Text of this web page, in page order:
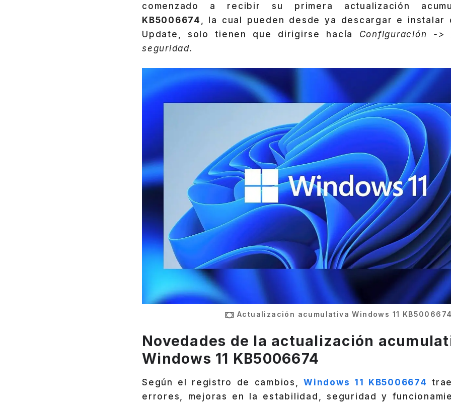
comenzado a recibir su primera actualización
KB5006674
, la cual pueden desde ya descargar e instalar
Update, solo tienen que dirigirse hacía Configuración ->
seguridad.
Actualización acumulativa Windows 11
Novedades de la actualización
Windows 11 KB5006674
Según el registro de cambios,Windows 11 KB5006674
errores, mejoras en la estabilidad, seguridad y